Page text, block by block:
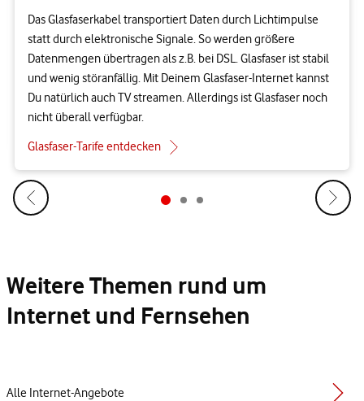
Das Glasfaserkabel transportiert Daten durch Lichtimpulse
statt durch elektronische Signale. So werden größere
Datenmengen übertragen als z.B. bei DSL. Glasfaser ist stabil
und wenig störanfällig. Mit Deinem Glasfaser-Internet kannst
Du natürlich auch TV streamen. Allerdings ist Glasfaser noch
nicht überall verfügbar.
Glasfaser-Tarife entdecken
Weitere Themen rund um
Internet und Fernsehen
Alle Internet-Angebote